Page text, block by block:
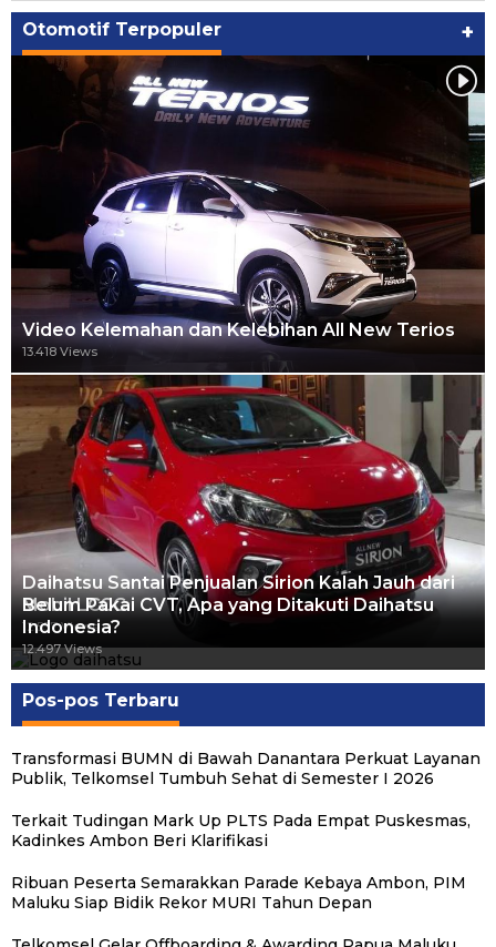
Otomotif Terpopuler +
Video Kelemahan dan Kelebihan All New Terios
13.418 Views
Daihatsu Santai Penjualan Sirion Kalah Jauh dari
Mobil LCGC
12.557 Views
Belum Pakai CVT, Apa yang Ditakuti Daihatsu
Indonesia?
12.497 Views
Pos-pos Terbaru
Transformasi BUMN di Bawah Danantara Perkuat Layanan
Publik, Telkomsel Tumbuh Sehat di Semester I 2026
Terkait Tudingan Mark Up PLTS Pada Empat Puskesmas,
Kadinkes Ambon Beri Klarifikasi
Ribuan Peserta Semarakkan Parade Kebaya Ambon, PIM
Maluku Siap Bidik Rekor MURI Tahun Depan